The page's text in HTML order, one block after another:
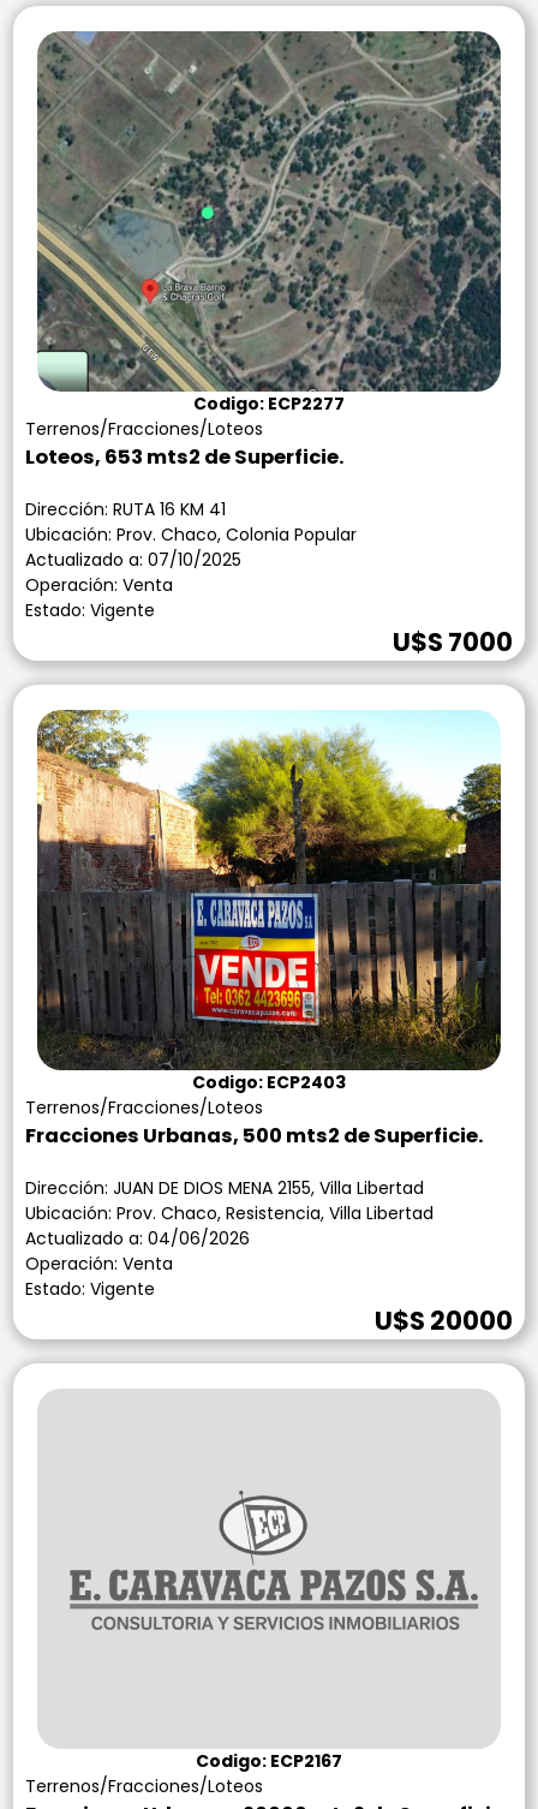
Codigo: ECP2277
Terrenos/Fracciones/Loteos
Loteos, 653 mts2 de Superficie.
Dirección: RUTA 16 KM 41
Ubicación: Prov. Chaco, Colonia Popular
Actualizado a: 07/10/2025
Operación: Venta
Estado: Vigente
U$S 7000
Codigo: ECP2403
Terrenos/Fracciones/Loteos
Fracciones Urbanas, 500 mts2 de Superficie.
Dirección: JUAN DE DIOS MENA 2155, Villa Libertad
Ubicación: Prov. Chaco, Resistencia, Villa Libertad
Actualizado a: 04/06/2026
Operación: Venta
Estado: Vigente
U$S 20000
Codigo: ECP2167
Terrenos/Fracciones/Loteos